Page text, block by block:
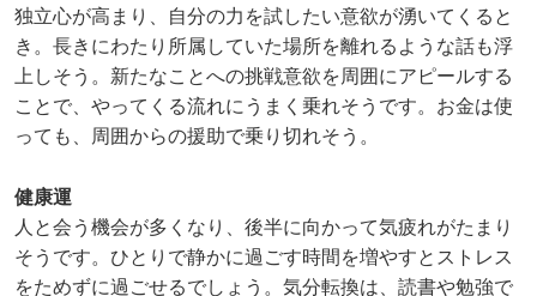
独立心が高まり、自分の力を試したい意欲が湧いてくると
き。長きにわたり所属していた場所を離れるような話も浮
上しそう。新たなことへの挑戦意欲を周囲にアピールする
ことで、やってくる流れにうまく乗れそうです。お金は使
っても、周囲からの援助で乗り切れそう。
健康運
人と会う機会が多くなり、後半に向かって気疲れがたまり
そうです。ひとりで静かに過ごす時間を増やすとストレス
をためずに過ごせるでしょう。気分転換は、読書や勉強で